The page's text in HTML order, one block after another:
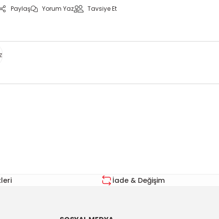
Paylaş Yorum Yaz Tavsiye Et
İade & Değişim